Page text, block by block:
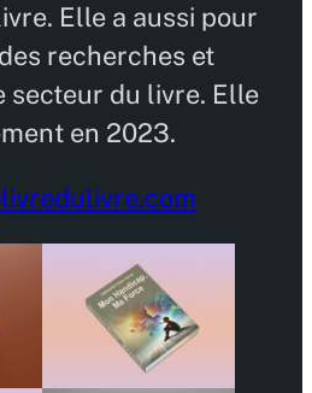
Elle a aussi pour
recherches et
secteur du livre. Elle
en 2023.